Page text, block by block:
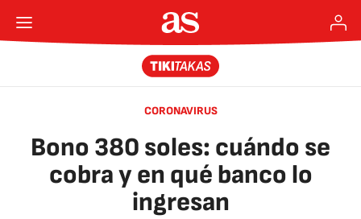
CORONAVIRUS
Bono 380 soles: cuándo se
cobra y en qué banco lo
ingresan